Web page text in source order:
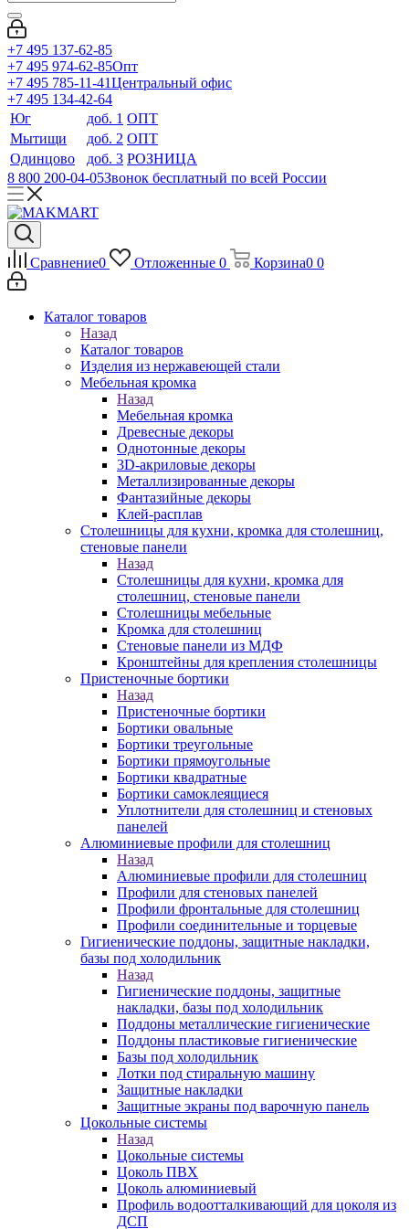
+7 495 137-62-85
+7 495 974-62-85Опт
+7 495 785-11-41Центральный офис
+7 495 134-42-64
Юг
доб. 1 ОПТ
Мытищи
доб. 2 ОПТ
Одинцово
доб. 3 РОЗНИЦА
8 800 200-04-05Звонок бесплатный по всей России
Сравнение0 Отложенные 0 Корзина0 0
Каталог товаров
Назад
Каталог товаров
Изделия из нержавеющей стали
Мебельная кромка
Назад
Мебельная кромка
Древесные декоры
Однотонные декоры
3D-акриловые декоры
Металлизированные декоры
Фантазийные декоры
Клей-расплав
Столешницы для кухни, кромка для столешниц,
стеновые панели
Назад
Столешницы для кухни, кромка для
столешниц, стеновые панели
Столешницы мебельные
Кромка для столешниц
Стеновые панели из МДФ
Кронштейны для крепления столешницы
Пристеночные бортики
Назад
Пристеночные бортики
Бортики овальные
Бортики треугольные
Бортики прямоугольные
Бортики квадратные
Бортики самоклеящиеся
Уплотнители для столешниц и стеновых
панелей
Алюминиевые профили для столешниц
Назад
Алюминиевые профили для столешниц
Профили для стеновых панелей
Профили фронтальные для столешниц
Профили соединительные и торцевые
Гигиенические поддоны, защитные накладки,
базы под холодильник
Назад
Гигиенические поддоны, защитные
накладки, базы под холодильник
Поддоны металлические гигиенические
Поддоны пластиковые гигиенические
Базы под холодильник
Лотки под стиральную машину
Защитные накладки
Защитные экраны под варочную панель
Цокольные системы
Назад
Цокольные системы
Цоколь ПВХ
Цоколь алюминиевый
Профиль водоотталкивающий для цоколя из
ДСП